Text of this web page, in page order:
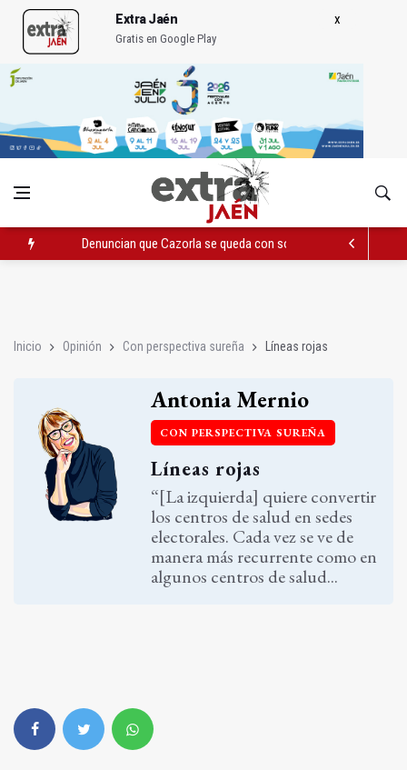
Extra Jaén
Gratis en Google Play
Denuncian que Cazorla se queda con solo dos bomberos por
Inicio Opinión Con perspectiva sureña Líneas rojas
Antonia Mernio
CON PERSPECTIVA SUREÑA
Líneas rojas
“[La izquierda] quiere convertir
los centros de salud en sedes
electorales. Cada vez se ve de
manera más recurrente como en
algunos centros de salud...